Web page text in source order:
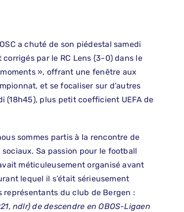
a chuté de son piédestal samedi
par le RC Lens (3-0) dans le
», offrant une fenêtre aux
et se focaliser sur d’autres
(18h45), plus petit coefficient UEFA de
sommes partis à la rencontre de
Sa passion pour le football
méticuleusement organisé avant
lequel il s’était sérieusement
représentants du club de Bergen :
ndlr) de descendre en OBOS-Ligaen